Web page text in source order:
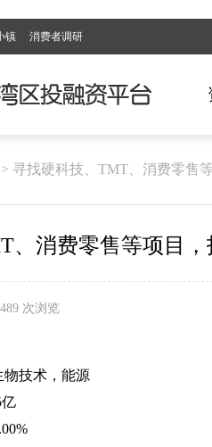
镇 消费者调研
> 寻找硬科技、TMT、消费零售
、消费零售等项目，
次浏览
物技术，能源
亿